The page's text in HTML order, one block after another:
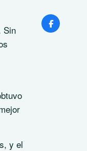
Sin
y el